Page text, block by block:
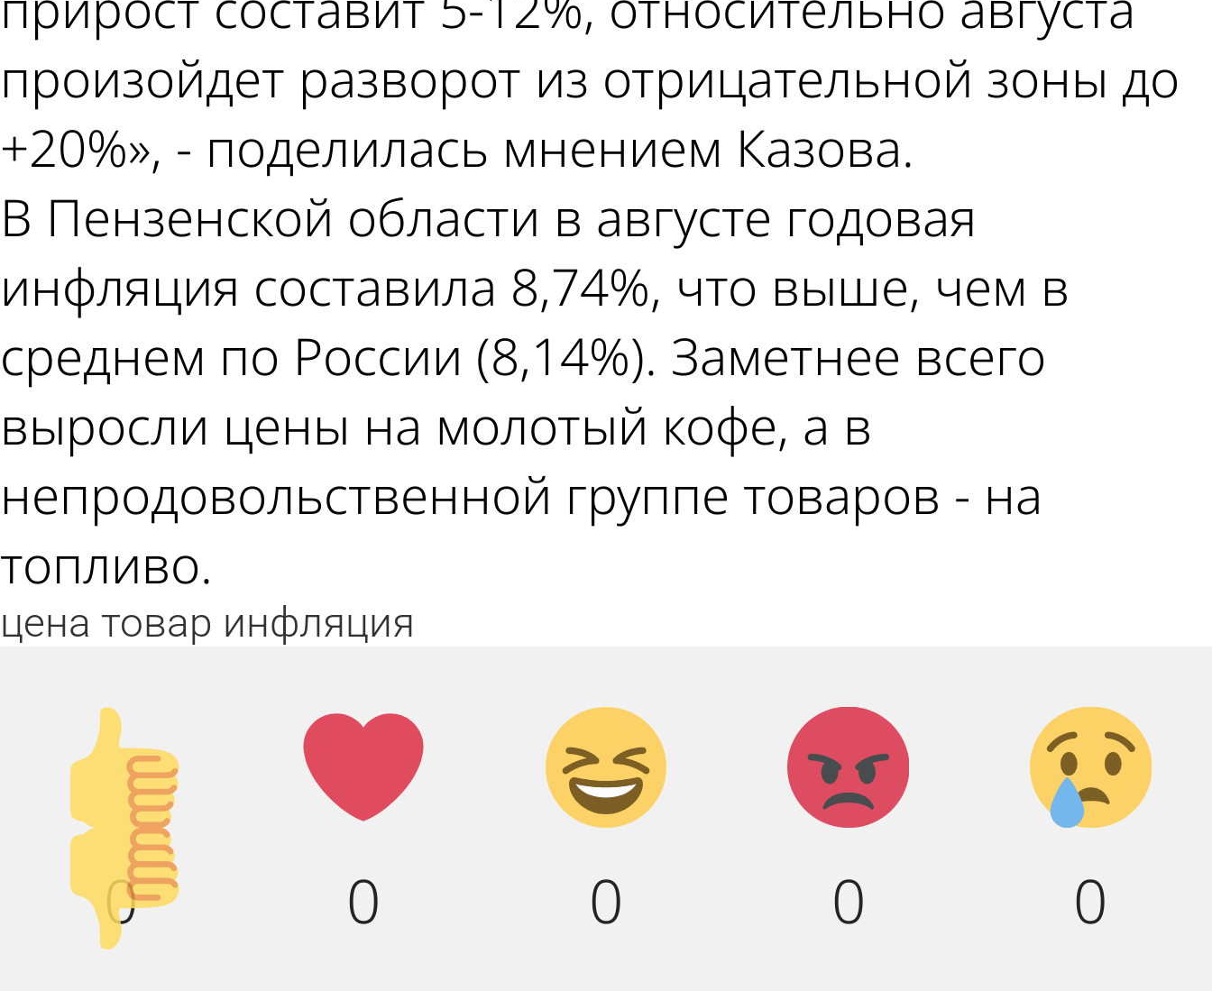
произойдет разворот из отрицательной зоны до
+20%», - поделилась мнением Казова.
В Пензенской области в августе годовая
инфляция составила 8,74%, что выше, чем в
среднем по России (8,14%). Заметнее всего
выросли цены на молотый кофе, а в
непродовольственной группе товаров - на
топливо.
цена товар инфляция
Палец
вверх!
0
Лайк!
0
Дикий
смех!
0
Агрессия!
0
Грусть
:(
0
Палец
вниз!